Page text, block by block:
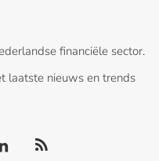
financiële sector.
laatste nieuws en trends